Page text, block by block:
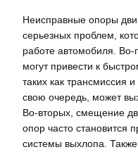
Неисправные опоры
серьезных проблем,
работе автомобиля.
могут привести к
таких как трансмиссия
свою очередь, может
Во-вторых, смещение
опор часто становится
системы выхлопа. Также